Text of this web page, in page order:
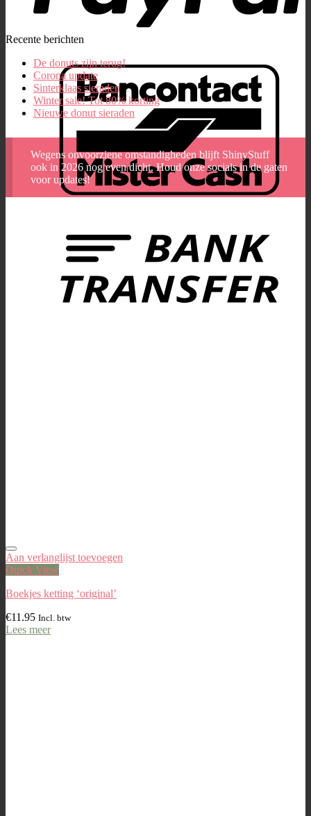
Recente berichten
De donuts zijn terug!
Corona update
Sinterklaas sieraden
Winter sale! Tot 80% korting
Nieuwe donut sieraden
Wegens onvoorziene omstandigheden blijft ShinyStuff
ook in 2026 nog even dicht. Houd onze socials in de gaten
voor updates!
Aan verlanglijst toevoegen
Quick View
Boekjes ketting ‘original’
€11.95 Incl. btw
Lees meer